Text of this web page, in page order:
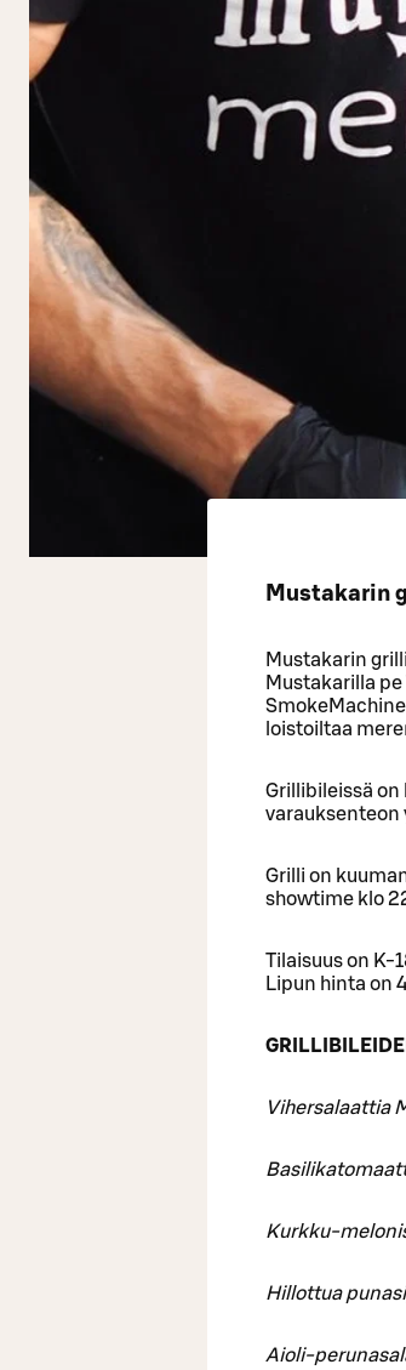
Mustakarin
Mustakarin
Mustakarilla
loistoiltaa
Grillibileissä on
varauksenteon
Grilli on
showtime klo
Tilaisuus on K-
Lipun hinta on
Vihersalaattia
Kurkku-
Hillottua
Aioli-